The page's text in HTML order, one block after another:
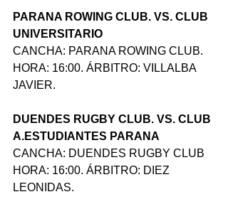
PARANA ROWING CLUB. VS. CLUB
UNIVERSITARIO
CANCHA: PARANA ROWING CLUB.
HORA: 16:00. ÁRBITRO: VILLALBA
JAVIER.
DUENDES RUGBY CLUB. VS. CLUB
A.ESTUDIANTES PARANA
CANCHA: DUENDES RUGBY CLUB
HORA: 16:00. ÁRBITRO: DIEZ
LEONIDAS.